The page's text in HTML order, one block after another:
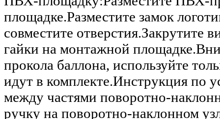
площадке.Разместите замок
совместите отверстия.Закрутите
гайки на монтажной
прокола баллона, используйте
идут в комплекте.Инструкция по
между частями поворотно-
ручку на поворотно-наклонном